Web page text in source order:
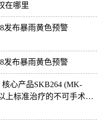
在哪里
发布暴雨黄色预警
发布暴雨黄色预警
心产品SKB264 (MK-
上标准治疗的不可手术切
患者的III期临床试验